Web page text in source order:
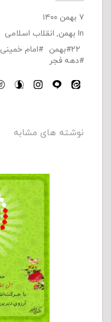
۷ بهمن ۱۴۰۰
In بهمن, انقلاب اسلامی
۲۲بهمن
امام خمینی
دهه فجر
نوشته های مشابه